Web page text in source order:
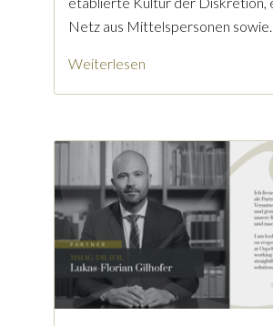
Netz aus Mittelspersonen
Weiterlesen